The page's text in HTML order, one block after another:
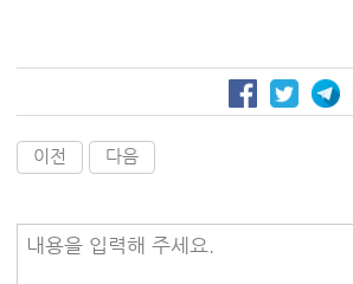
이전 다음
내용을 입력해 주세요.